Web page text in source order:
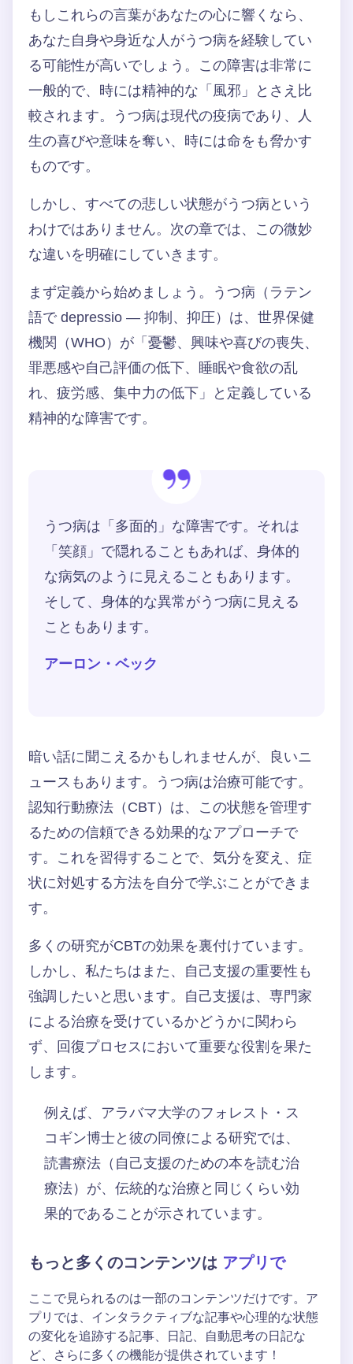
もしこれらの言葉があなたの心に響くなら、
あなた自身や身近な人がうつ病を経験してい
る可能性が高いでしょう。この障害は非常に
一般的で、時には精神的な「風邪」とさえ比
較されます。うつ病は現代の疫病であり、人
生の喜びや意味を奪い、時には命をも脅かす
ものです。
しかし、すべての悲しい状態がうつ病という
わけではありません。次の章では、この微妙
な違いを明確にしていきます。
まず定義から始めましょう。うつ病（ラテン
語で depressio — 抑制、抑圧）は、世界保健
機関（WHO）が「憂鬱、興味や喜びの喪失、
罪悪感や自己評価の低下、睡眠や食欲の乱
れ、疲労感、集中力の低下」と定義している
精神的な障害です。
うつ病は「多面的」な障害です。それは
「笑顔」で隠れることもあれば、身体的
な病気のように見えることもあります。
そして、身体的な異常がうつ病に見える
こともあります。
アーロン・ベック
暗い話に聞こえるかもしれませんが、良いニ
ュースもあります。うつ病は治療可能です。
認知行動療法（CBT）は、この状態を管理す
るための信頼できる効果的なアプローチで
す。これを習得することで、気分を変え、症
状に対処する方法を自分で学ぶことができま
す。
多くの研究がCBTの効果を裏付けています。
しかし、私たちはまた、自己支援の重要性も
強調したいと思います。自己支援は、専門家
による治療を受けているかどうかに関わら
ず、回復プロセスにおいて重要な役割を果た
します。
例えば、アラバマ大学のフォレスト・ス
コギン博士と彼の同僚による研究では、
読書療法（自己支援のための本を読む治
療法）が、伝統的な治療と同じくらい効
果的であることが示されています。
もっと多くのコンテンツは アプリで
ここで見られるのは一部のコンテンツだけです。ア
プリでは、インタラクティブな記事や心理的な状態
の変化を追跡する記事、日記、自動思考の日記な
ど、さらに多くの機能が提供されています！